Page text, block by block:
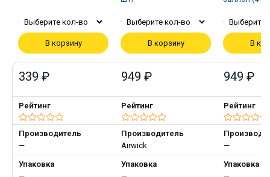
В корзину В корзину В
339 ₽ 949 ₽ 949 ₽
Рейтинг Рейтинг Рейтинг
Производитель
—
Производитель
Airwick
—
Упаковка
Упаковка
Упаковка